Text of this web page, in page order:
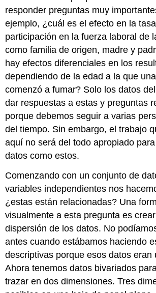
responder preguntas muy
ejemplo, ¿cuál es el efecto en la
participación en la fuerza laboral de
como familia de origen, madre y
hay efectos diferenciales en los
dependiendo de la edad a la que
comenzó a fumar? Solo los datos
dar respuestas a estas y preguntas
porque debemos seguir a varias
del tiempo. Sin embargo, el trabajo
aquí no será del todo apropiado
datos como estos.
Comenzando con un conjunto de
variables independientes nos
¿estas están relacionadas? Una
visualmente a esta pregunta es
dispersión de los datos. No
antes cuando estábamos haciendo
descriptivas porque esos datos eran
Ahora tenemos datos bivariados
trazar en dos dimensiones. Tres